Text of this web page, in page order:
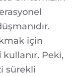
için
kullanır. Peki,
sürekli